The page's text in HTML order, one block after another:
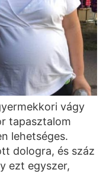
vágy
tapasztalom
lehetséges.
dologra, és száz
ezt egyszer,